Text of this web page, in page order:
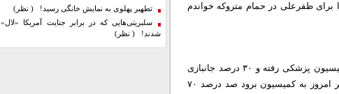
برای ظفرعلی در حمام متروکه خواندم
باصری گفت: اینکه بنیاد شهید اعلام کرده این رزمنده جانباز نیست صحت ندارد. چون ظفرعلی کمیسیون پزشکی رفته و ۳۰ درصد جانبازی
موقت گرفته است. جانبازی موقت یعنی اینکه امکان دارد درصد مصدومیت جانباز بیشتر شود و اگر امروز به کمیسیون برود صد درصد ۷۰
تطهیر پهلوی به نمایش خانگی رسید! ( نظر)
سلبریتی‌هایی که در برابر جنایت آمریکا «لال»
شدند! ( نظر)